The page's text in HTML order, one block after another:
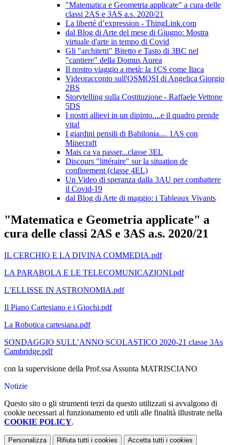
"Matematica e Geometria applicate" a cura delle
classi 2AS e 3AS a.s. 2020/21
La liberté d’expression - ThingLink.com
dal Blog di Arte del mese di Giugno: Mostra
virtuale d'arte in tempo di Covid
Gli "architetti" Bitetto e Tasto di 3BC nel
"cantiere" della Domus Aurea
Il nostro viaggio a metà: la 1CS come Itaca
Videoracconto sull'OSMOSI di Angelica Giorgio
2BS
Storytelling sulla Costituzione - Raffaele Vettone
5DS
I nostri allievi in un dipinto....e il quadro prende
vita!
I giardini pensili di Babilonia.... 1AS con
Minecraft
Mais ca va passer...classe 3EL
Discours "littéraire" sur la situation de
confinement (classe 4EL)
Un Video di speranza dalla 3AU per combattere
il Covid-19
dal Blog di Arte di maggio: i Tableaux Vivants
"Matematica e Geometria applicate" a
cura delle classi 2AS e 3AS a.s. 2020/21
IL CERCHIO E LA DIVINA COMMEDIA.pdf
LA PARABOLA E LE TELECOMUNICAZIONI.pdf
L’ELLISSE IN ASTRONOMIA.pdf
Il Piano Cartesiano e i Giochi.pdf
La Robotica cartesiana.pdf
SONDAGGIO SULL’ANNO SCOLASTICO 2020-21 classe 3As
Cambridge.pdf
con la supervisione della Prof.ssa Assunta MATRISCIANO
Notizie
Questo sito o gli strumenti terzi da questo utilizzati si avvalgono di
cookie necessari al funzionamento ed utili alle finalità illustrate nella
COOKIE POLICY.
Personalizza Rifiuta tutti i cookies Accetta tutti i cookies